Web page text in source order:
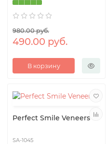
980.00 руб.
490.00 руб.
В корзину
Perfect Smile Veneers
SA-1045